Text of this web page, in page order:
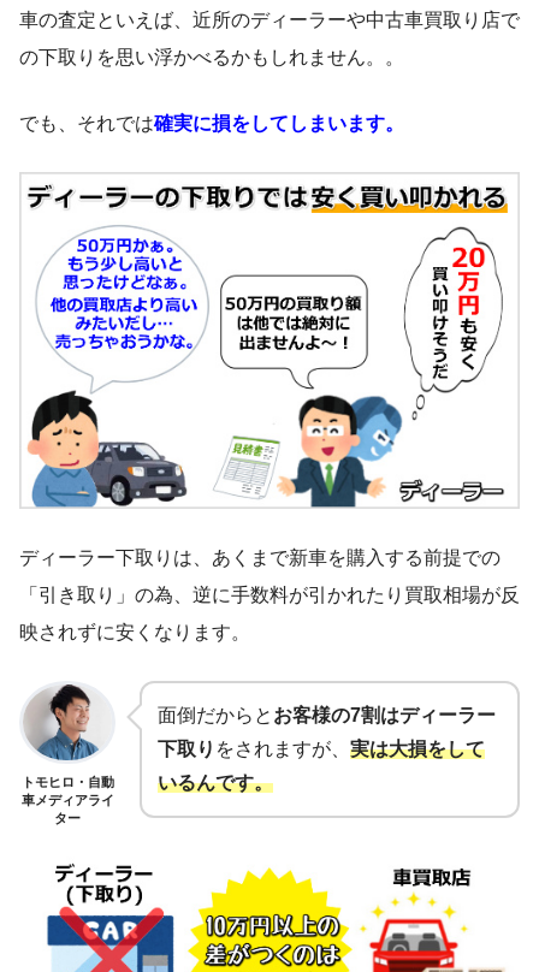
車の査定といえば、近所のディーラーや中古車買取り店で
の下取りを思い浮かべるかもしれません。。
でも、それでは確実に損をしてしまいます。
ディーラー下取りは、あくまで新車を購入する前提での
「引き取り」の為、逆に手数料が引かれたり買取相場が反
映されずに安くなります。
トモヒロ・自動
車メディアライ
ター
面倒だからと お客様の7割はディーラー
下取り をされますが、 実は大損をして
いるんです。